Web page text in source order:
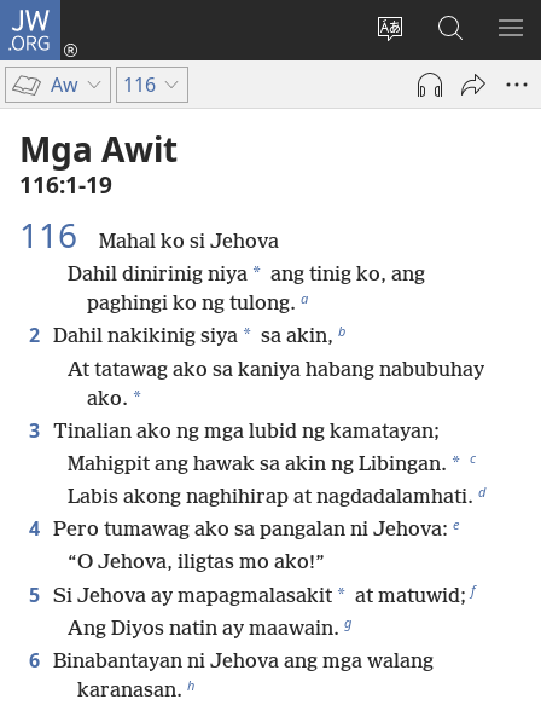
JW.ORG
Baguhin
ang
wika
Mag-
log
sa
JW.ORG
Aw 116
Mga Awit
116:1-19
116
Mahal ko si Jehova
Dahil dinirinig niya * ang tinig ko, ang
paghingi ko ng tulong. a
2 Dahil nakikinig siya * sa akin, b
At tatawag ako sa kaniya habang nabubuhay
ako. *
3 Tinalian ako ng mga lubid ng kamatayan;
Mahigpit ang hawak sa akin ng Libingan. * c
Labis akong naghihirap at nagdadalamhati. d
4 Pero tumawag ako sa pangalan ni Jehova: e
“O Jehova, iligtas mo ako!”
5 Si Jehova ay mapagmalasakit * at matuwid; f
Ang Diyos natin ay maawain. g
6 Binabantayan ni Jehova ang mga walang
karanasan. h